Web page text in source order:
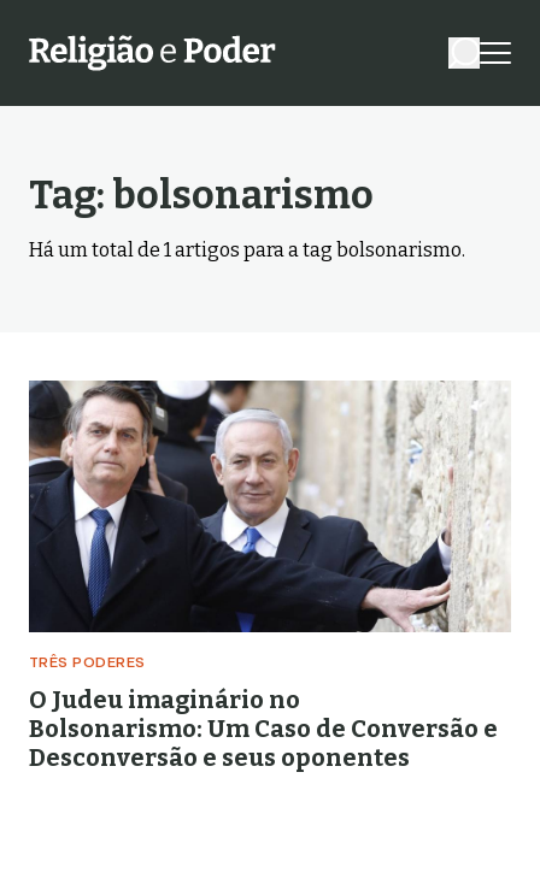
Tag: bolsonarismo
Há um total de 1artigos para a tag bolsonarismo.
TRÊS PODERES
O Judeu imaginário no
Bolsonarismo: Um Caso de Conversão e
Desconversão e seus oponentes